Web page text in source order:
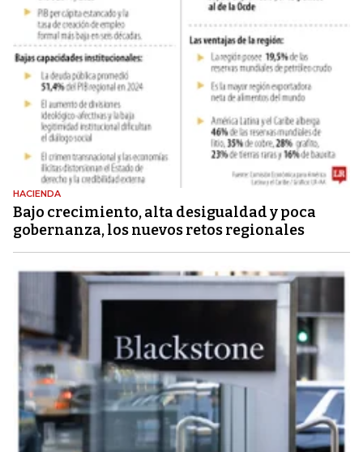
HACIENDA
Bajo crecimiento, alta desigualdad y poca
gobernanza, los nuevos retos regionales